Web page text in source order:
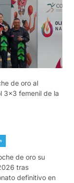
de oro al
3x3 femenil de la
de oro su
tras
definitivo en